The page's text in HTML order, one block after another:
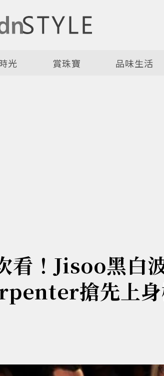
光 賞珠寶 品味生活
看！Jisoo黑白
搶先上